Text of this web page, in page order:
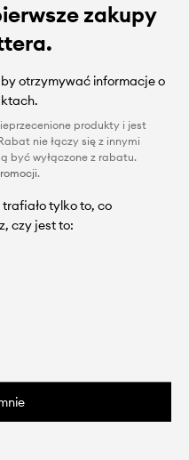
zakupy
otrzymywać informacje o
produkty i jest
nie łączy się z innymi
być wyłączone z rabatu.
.
tylko to, co
czy jest to: